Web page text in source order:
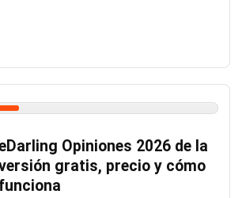
Opiniones 2026 de la
gratis, precio y cómo
funciona